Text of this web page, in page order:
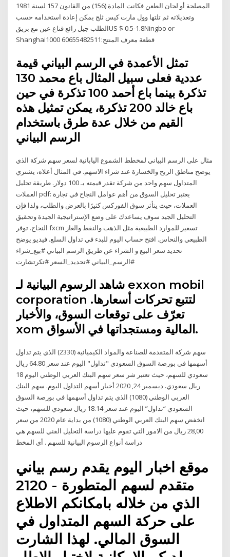
المصلحة أو لجان الطعن فكانت المادة (156) من القانون 157 لسنة 1981
وتعديلاته ثم تلتها وول مارت كيس ثلج يمكن إعادة استخدامه حسب
الطلب جيل رائع قناع عين مع بريقUS $ 0.5-1.8Ningbo or
Shanghai1000 قطعة معرف المنتج:60655482511
تمثل الأعمدة في الرسم البياني قيمة
عددية فعلى سبيل المثال باع محمد 130
تذكرة بينما باع أحمد 100 تذكرة في حين
باع خالد 200 تذكرة، يمكن تمثيل هذه
القيم من خلال عدة طرق باستخدام
الرسم البياني
مثال على الرسم البياني لمخطط الشموع اليابانية لسعر سهم شركة الذي
يوضح مناطق الربح والخسارة عند شراء الاسهم. في المثال أعلاه، يشتري
المتداول سهم واحد من شركة تقدر قيمته بـ 100 دولار. طريقة تحليل
العملات pdf: يعتبر تحليل السوق من أهم عوامل النجاح في تجارة
العملات، حيث يتأثر سوق الفوركس كثيرًا بالعرض والطلب، ولذا فإن
التحليل الجيد سوف يساعدك على وضع الإستراتيجية الجيدة وتحقيق
النجاح. توفر fxcm تسعير للموارد الطبيعية مثل الذهب والنفط والغاز
الطبيعي والنحاس. افتح حساب اليوم للبدء في تداول السلع. فيديو يوضح
تحديد سعر البيع و الشراء عن طريق الرسم البياني #بيع_شراء
#الرسم_البياني #تحديد_السعر #تكرتشارت
شاهد الرسوم البيانية لـ ‎exxon mobil
corporation‎ لتتبع تحركات أسعارها.
تعرّف على توقعات السوق، والأخبار
‎xom‎ المالية ومستجداتها في الأسواق.
سهم شركة المتقدمة للصناعة والمواد الكيميائية (2330) الذي يتم تداول
أسهمها في بورصة السوق السعودي "تداول" اليوم عند سعر 64.80 ريال
سعودي للسهم، حيث تعتبر شر سعر سهم البنك العربي الوطني اليوم 18
ريال سعودي. ديسمبر 24, 2020 أخبار أسهم التداول اليوم. سهم البنك
العربي الوطني (1080) الذي يتم تداول أسهمها في بورصة السوق
السعودي “تداول” اليوم عند سعر 18.14 ريال سعودي للسهم، حيث
انخفض سهم البنك العربي الوطني (1080) من بداية عام 2020 من سعر
28,00 ريال من الامور التي تقوم عليها دراسة التحليل الفني للسهم هي
دراسة أنواع الرسوم البيانية للسهم . أي المخط
موقع اخبار اليوم يقدم رسم بياني
متقدم لسهم المتطورة - 2120
الذي من خلاله بامكانكم الاطلاع
على حركة السهم المتداول في
السوق المالي. لهذا الشارت